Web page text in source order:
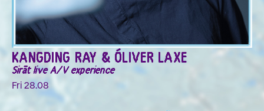
KANGDING RAY & ÓLIVER LAXE
Sirāt live A/V experience
Fri 28.08